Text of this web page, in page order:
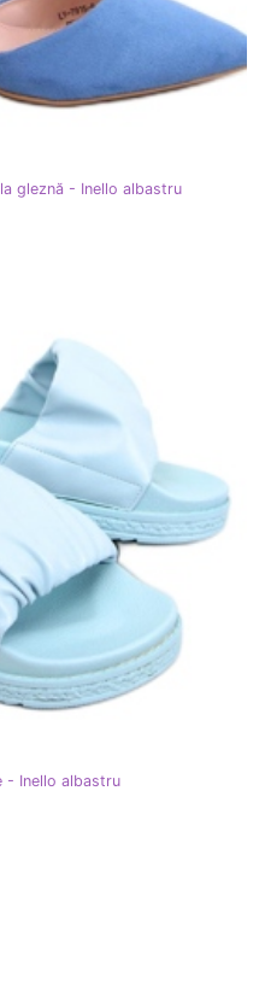
gleznă - Inello albastru
- Inello albastru